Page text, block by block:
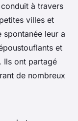
à travers
villes et
spontanée leur a
et
Ils ont partagé
de nombreux